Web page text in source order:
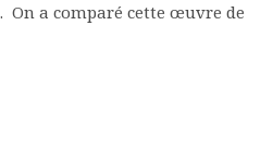
On a comparé cette œuvre de